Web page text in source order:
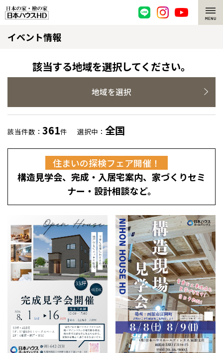
脱炭素・檜の家
環境にやさしい、脱炭素社会の住宅
耐震構造
高耐久住宅
高断熱・高気密の家
エネルギー自給自足
感謝訪問・長期保証
直営工事
1メーターモジュール
冷暖房標準装備
24時間対応コールセンター
選ばれる理由
檜の魅力 トップ
檜と日本人
1000年を超えて生きる檜
知られざる檜の効果・作用
理想の木材「檜」
注文住宅
グレートステージ
平屋の家
外観・インテリア集
暮らし方提案
住まいのコラム
リフォーム トップ
選ばれる理由
リフォームの流れ
介護保険利用で快適リフォーム
賃貸併用住宅のメリット
安心のサポートシステム
展示場案内
分譲住宅・土地
分譲マンション
分譲マンション トップ
ワザックとは
高い信頼性
会社情報
会社情報 トップ
お問い合わせ
イベント情報
該当する地域を選択してください。
地域を選択
該当件数： 361件 選択中： 全国
住まいの探検フェア開催！
構造見学会、完成・入居宅案内、家づくりセミ
ナー・設計相談など。